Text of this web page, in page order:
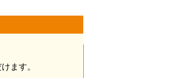
ます。